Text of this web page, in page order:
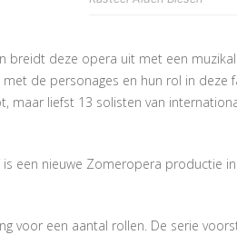
breidt deze opera uit met een
de personages en hun rol in deze
maar liefst 13 solisten van
is een nieuwe Zomeropera productie
voor een aantal rollen. De serie